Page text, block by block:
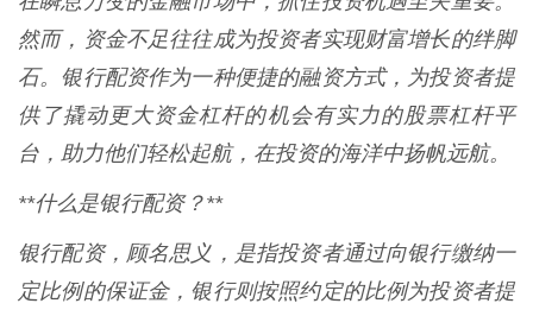
然而，资金不足往往成为投资者实现财富增长的绊脚
石。银行配资作为一种便捷的融资方式，为投资者提
供了撬动更大资金杠杆的机会有实力的股票杠杆平
台，助力他们轻松起航，在投资的海洋中扬帆远航。
**什么是银行配资？**
银行配资，顾名思义，是指投资者通过向银行缴纳一
定比例的保证金，银行则按照约定的比例为投资者提